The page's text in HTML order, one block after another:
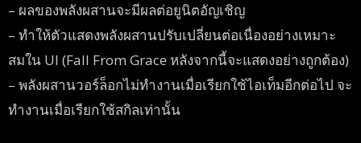
– ผลของพลังผสานจะมีผลต่อยูนิตอัญเชิญ
– ทำให้ตัวแสดงพลังผสานปรับเปลี่ยนต่อเนื่องอย่างเหมาะ
สมใน UI (Fall From Grace หลังจากนี้จะแสดงอย่างถูกต้อง)
– พลังผสานวอร์ล็อกไม่ทำงานเมื่อเรียกใช้ไอเท็มอีกต่อไป จะ
ทำงานเมื่อเรียกใช้สกิลเท่านั้น